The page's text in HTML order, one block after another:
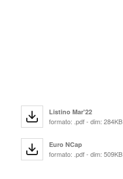
Listino Mar'22
formato: .pdf - dim: 284KB
Euro NCap
formato: .pdf - dim: 509KB